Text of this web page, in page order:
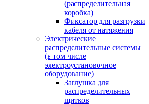
(распределительная
коробка)
Фиксатор для разгрузки
кабеля от натяжения
Электрические
распределительные системы
(в том числе
электроустановочное
оборудование)
Заглушка для
распределительных
щитков